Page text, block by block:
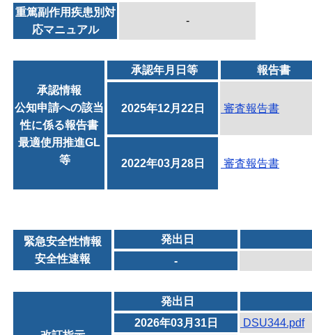
重篤副作用疾患別対
応マニュアル
-
承認情報
公知申請への該当
性に係る報告書
最適使用推進GL
等
承認年月日等 報告書
2025年12月22日 審査報告書
2022年03月28日 審査報告書
緊急安全性情報
安全性速報
発出日
-
発出日
2026年03月31日
DSU344.pdf